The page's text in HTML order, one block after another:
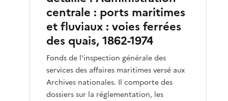
centrale : ports maritimes
et fluviaux : voies ferrées
des quais, 1862-1974
Fonds de l'inspection générale des
services des affaires maritimes versé aux
Archives nationales. Il comporte des
dossiers sur la réglementation, les